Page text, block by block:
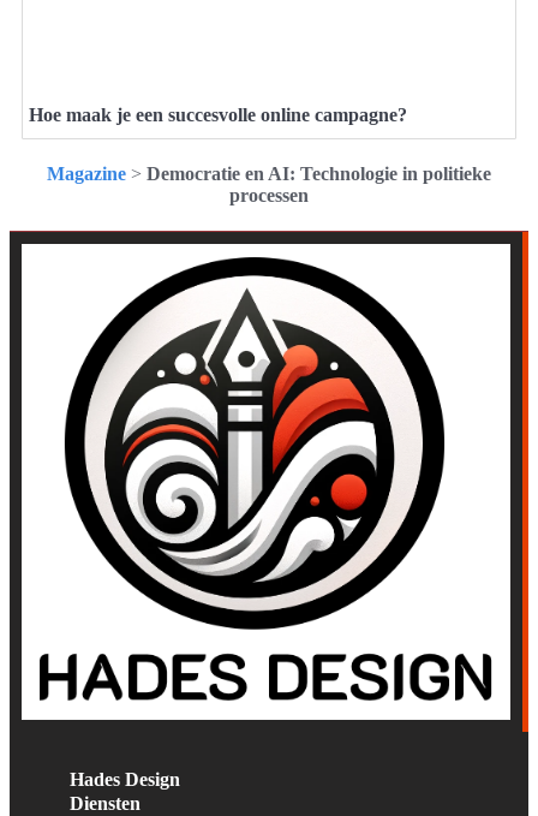
Hoe maak je een succesvolle online campagne?
Magazine > Democratie en AI: Technologie in politieke
processen
Hades Design
Diensten